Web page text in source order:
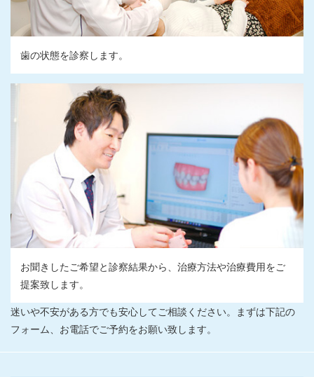
歯の状態を診察します。
お聞きしたご希望と診察結果から、治療方法や治療費用をご
提案致します。
迷いや不安がある方でも安心してご相談ください。まずは下記の
フォーム、お電話でご予約をお願い致します。